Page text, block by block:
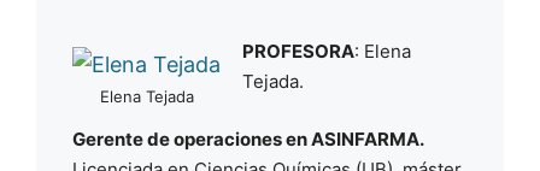
Elena Tejada
PROFESORA: Elena
Tejada.
Gerente de operaciones en ASINFARMA.